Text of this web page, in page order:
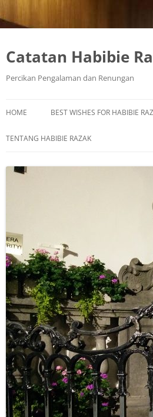
Skip
Catatan Habibie
Percikan Pengalaman dan Renungan
HOME BEST WISHES FOR HABIBIE
TENTANG HABIBIE RAZAK